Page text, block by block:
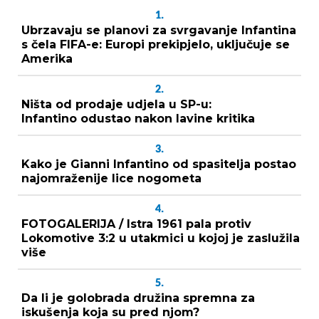
1.
Ubrzavaju se planovi za svrgavanje Infantina
s čela FIFA-e: Europi prekipjelo, uključuje se
Amerika
2.
Ništa od prodaje udjela u SP-u:
Infantino odustao nakon lavine kritika
3.
Kako je Gianni Infantino od spasitelja postao
najomraženije lice nogometa
4.
FOTOGALERIJA / Istra 1961 pala protiv
Lokomotive 3:2 u utakmici u kojoj je zaslužila
više
5.
Da li je golobrada družina spremna za
iskušenja koja su pred njom?